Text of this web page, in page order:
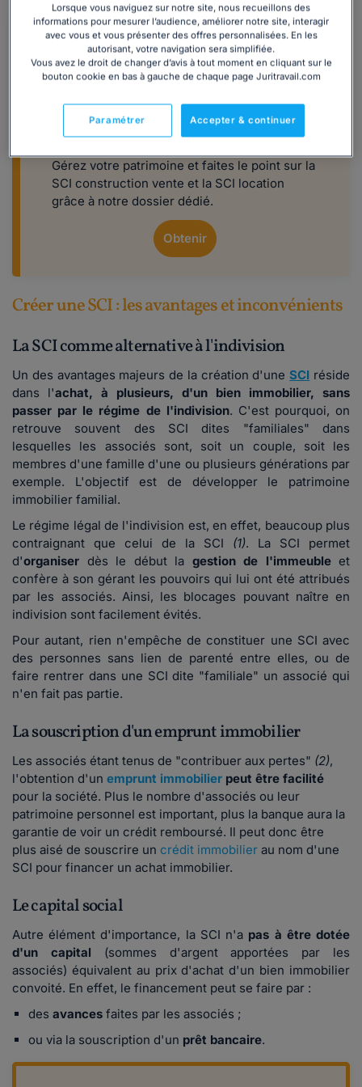
Téléchargez notre guide complet sur la
SCI
Gérez votre patrimoine et faites le point sur la
SCI construction vente et la SCI location
grâce à notre dossier dédié.
Obtenir
Créer une SCI : les avantages et inconvénients
La SCI comme alternative à l'indivision
Un des avantages majeurs de la création d'uneSCI réside
dans l'achat, à plusieurs, d'un bien immobilier, sans
passer par le régime de l'indivision. C'est pourquoi, on
retrouve souvent des SCI dites "familiales" dans
lesquelles les associés sont, soit un couple, soit les
membres d'une famille d'une ou plusieurs générations par
exemple. L'objectif est de développer le patrimoine
immobilier familial.
Le régime légal de l'indivision est, en effet, beaucoup plus
contraignant que celui de la SCI (1). La SCI permet
d'organiser dès le début la gestion de l'immeubleet
confère à son gérant les pouvoirs qui lui ont été attribués
par les associés. Ainsi, les blocages pouvant naître en
indivision sont facilement évités.
Pour autant, rien n'empêche de constituer une SCI avec
des personnes sans lien de parenté entre elles, ou de
faire rentrer dans une SCI dite "familiale" un associé qui
n'en fait pas partie.
La souscription d'un emprunt immobilier
Les associés étant tenus de "contribuer aux pertes" (2),
l'obtention d'un emprunt immobilier peut être facilité
pour la société. Plus le nombre d'associés ou leur
patrimoine personnel est important, plus la banque aura la
garantie de voir un crédit remboursé. Il peut donc être
plus aisé de souscrire un crédit immobilier au nom d'une
SCI pour financer un achat immobilier.
Le capital social
Autre élément d'importance, la SCI n'a pas à être dotée
d'un capital (sommes d'argent apportées par les
associés) équivalent au prix d'achat d'un bien immobilier
convoité. En effet, le financement peut se faire par :
des avances faites par les associés ;
ou via la souscription d'un prêt bancaire.
Lorsque vous naviguez sur notre site, nous recueillons des
informations pour mesurer l’audience, améliorer notre site, interagir
avec vous et vous présenter des offres personnalisées. En les
autorisant, votre navigation sera simplifiée.
Vous avez le droit de changer d’avis à tout moment en cliquant sur le
bouton cookie en bas à gauche de chaque page Juritravail.com
Accepter & continuer
Paramétrer